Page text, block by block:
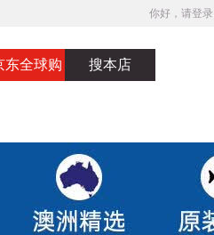
你好，请登录
东全球购 搜本店